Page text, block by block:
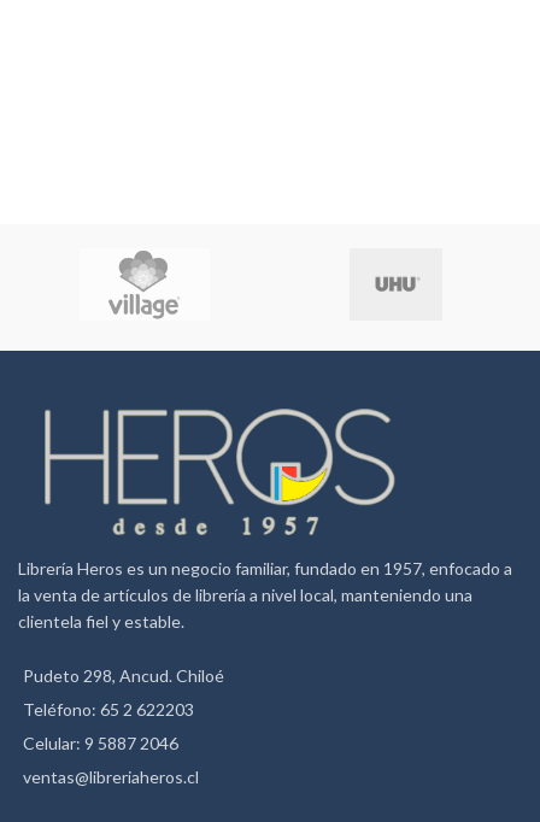
Sistema operativo
requerido: Apple MacOS X ,
Microsoft Windows
98/2000/ME/XP/Vista/7/8
Librería Heros es un negocio familiar, fundado en 1957, enfocado a
la venta de artículos de librería a nivel local, manteniendo una
clientela fiel y estable.
Pudeto 298, Ancud. Chiloé
Teléfono: 65 2 622203
Celular: 9 5887 2046
ventas@libreriaheros.cl